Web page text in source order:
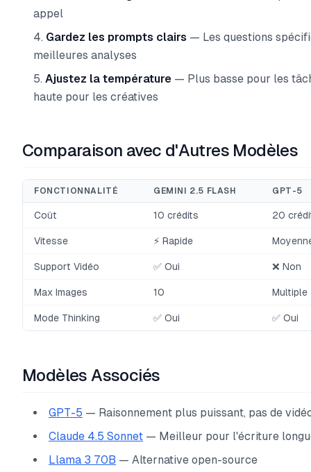
appel
Gardez les prompts clairs — Les questions
meilleures analyses
Ajustez la température — Plus basse pour les
haute pour les créatives
Comparaison avec d'Autres Modèles
FONCTIONNALITÉ GEMINI 2.5 FLASH GPT-5
Coût 10 crédits 20
Vitesse ⚡ Rapide
Support Vidéo ✅ Oui ❌ Non
Max Images 10 Multiple
Mode Thinking ✅ Oui ✅ Oui
Modèles Associés
GPT-5 — Raisonnement plus puissant, pas de
Claude 4.5 Sonnet — Meilleur pour l'écriture
Llama 3 70B — Alternative open-source